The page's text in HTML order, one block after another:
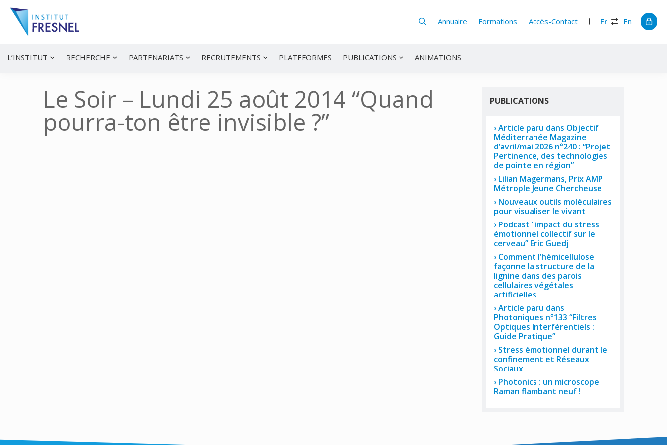
à
navigation
principale
au
contenu
principal
à
barre
latérale
Annuaire Formations Accès-Contact Fr En
Institut
innovation
en
L’INSTITUT RECHERCHE PARTENARIATS RECRUTEMENTS PLATEFORMES PUBLICATIONS ANIMATIONS
Le Soir – Lundi 25 août 2014 “Quand
pourra-ton être invisible ?”
PUBLICATIONS
Article paru dans Objectif
Méditerranée Magazine
d’avril/mai 2026 n°240 : “Projet
Pertinence, des technologies
de pointe en région”
Lilian Magermans, Prix AMP
Métrople Jeune Chercheuse
Nouveaux outils moléculaires
pour visualiser le vivant
Podcast “impact du stress
émotionnel collectif sur le
cerveau” Eric Guedj
Comment l’hémicellulose
façonne la structure de la
lignine dans des parois
cellulaires végétales
artificielles
Article paru dans
Photoniques n°133 “Filtres
Optiques Interférentiels :
Guide Pratique”
Stress émotionnel durant le
confinement et Réseaux
Sociaux
Photonics : un microscope
Raman flambant neuf !